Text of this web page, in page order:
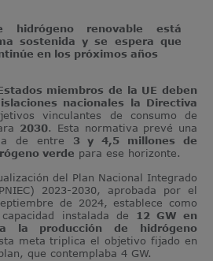
hidrógeno renovable está
sostenida y se espera que
en los próximos años
miembros de la UE deben
nacionales la Directiva
vinculantes de consumo de
2030. Esta normativa prevé una
de entre 3 y 4,5 millones de
verde para ese horizonte.
del Plan Nacional Integrado
2023-2030, aprobada por el
de 2024, establece como
instalada de 12 GW en
la producción de hidrógeno
meta triplica el objetivo fijado en
que contemplaba 4 GW.